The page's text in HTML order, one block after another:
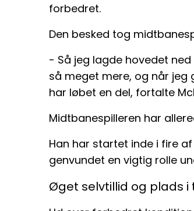
forbedret.
Den besked tog
- Så jeg lagde hovedet
så meget mere, og når jeg
har løbet en del, fortalte
Midtbanespilleren har
Han har startet inde i fire
genvundet en vigtig rolle
Øget selvtillid og plads i